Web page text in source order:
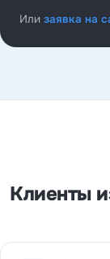
Или заявка на
Клиенты